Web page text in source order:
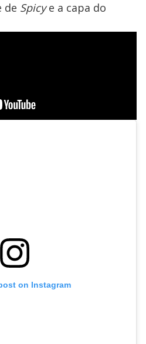
de Spicye a capa do
on Instagram